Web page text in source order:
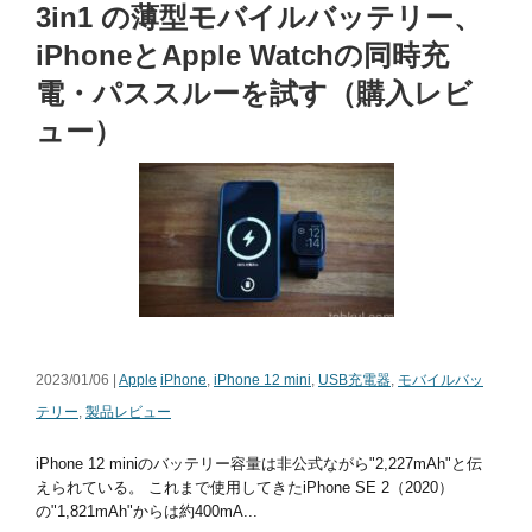
3in1 の薄型モバイルバッテリー、
iPhoneとApple Watchの同時充
電・パススルーを試す（購入レビ
ュー）
2023/01/06 | Apple iPhone, iPhone 12 mini, USB充電器, モバイルバッ
テリー, 製品レビュー
iPhone 12 miniのバッテリー容量は非公式ながら"2,227mAh"と伝
えられている。 これまで使用してきたiPhone SE 2（2020）
の"1,821mAh"からは約400mA...